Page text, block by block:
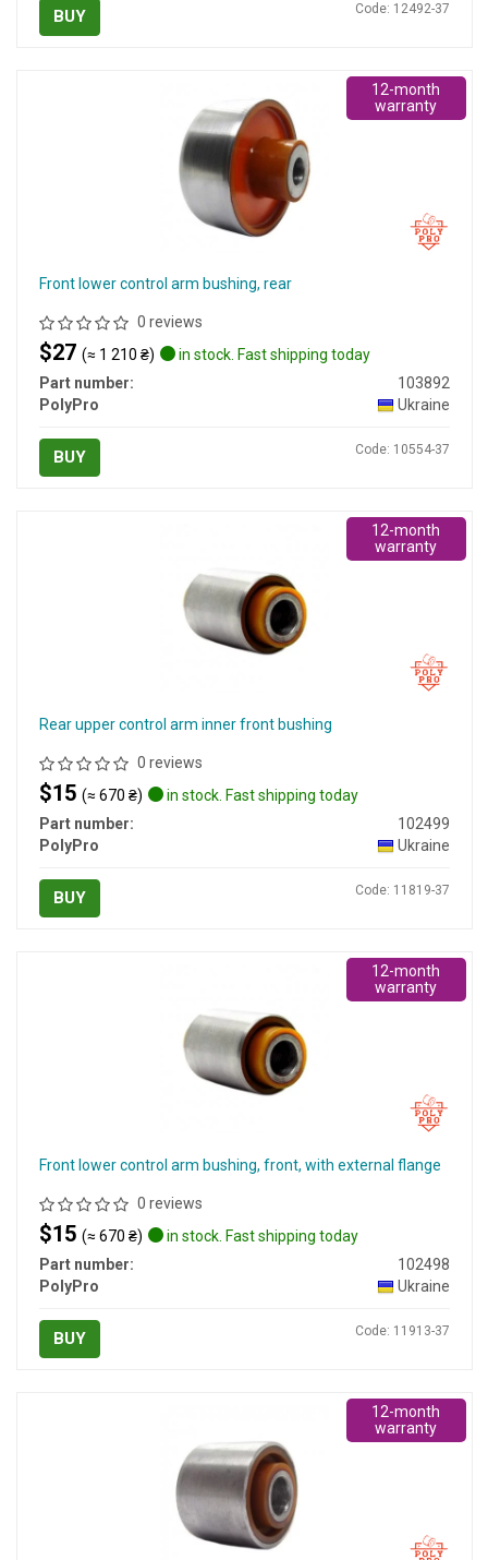
BUY Code: 12492-37
Front lower control arm bushing, rear
0 reviews
$27 (≈ 1 210 ₴)
in stock. Fast shipping today
Part number:
103892
PolyPro
Ukraine
BUY Code: 10554-37
12-month
warranty
Rear upper control arm inner front bushing
0 reviews
$15 (≈ 670 ₴)
in stock. Fast shipping today
Part number:
102499
PolyPro
Ukraine
BUY Code: 11819-37
12-month
warranty
Front lower control arm bushing, front, with external flange
0 reviews
$15 (≈ 670 ₴)
in stock. Fast shipping today
Part number:
102498
PolyPro
Ukraine
BUY Code: 11913-37
12-month
warranty
12-month
warranty